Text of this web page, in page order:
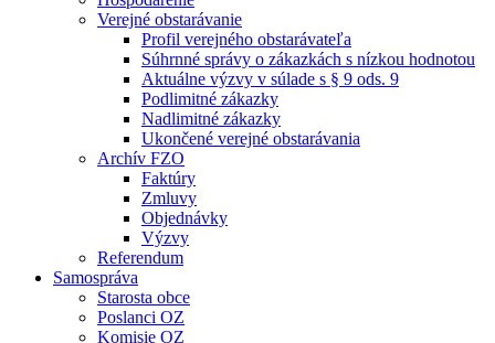
Verejné obstarávanie
Profil verejného obstarávateľa
Súhrnné správy o zákazkách s nízkou hodnotou
Aktuálne výzvy v súlade s § 9 ods. 9
Podlimitné zákazky
Nadlimitné zákazky
Ukončené verejné obstarávania
Archív FZO
Faktúry
Zmluvy
Objednávky
Výzvy
Referendum
Samospráva
Starosta obce
Poslanci OZ
Komisie OZ